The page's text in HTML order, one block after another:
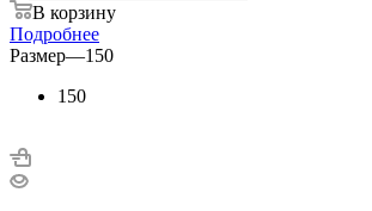
В корзину
Подробнее
Размер—150
150